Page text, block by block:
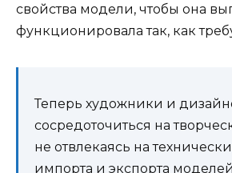
свойства модели, чтобы она
функционировала так, как
Теперь художники и
сосредоточиться на
не отвлекаясь на
импорта и экспорта